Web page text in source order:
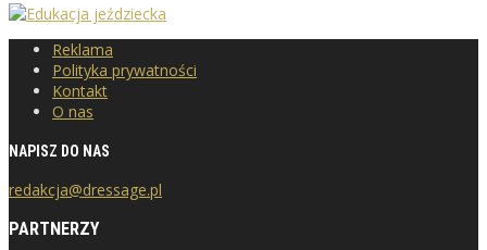
Reklama
Polityka prywatności
Kontakt
O nas
NAPISZ DO NAS
redakcja@dressage.pl
PARTNERZY